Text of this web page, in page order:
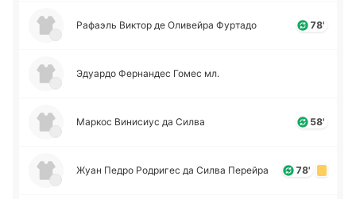
Ра­фаэль Виктор де Оли­вей­ра Фу­рта­до 78'
Эдуа­рдо Фе­рна­ндес Гомес мл.
Маркос Ви­ни­сиус да Силва 58'
Жуан Педро Ро­дри­гес да Силва Пе­рей­ра 78'